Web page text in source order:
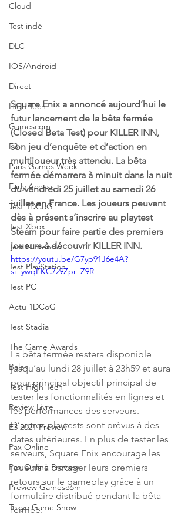
Cloud
Test indé
DLC
IOS/Android
Direct
High Tech
Gamescom
E3
Paris Games Week
Early Access
Test 1DCoG
Test Xbox
Test Nintendo
Test PlayStation
Test PC
Actu 1DCoG
Test Stadia
The Game Awards
Balan
Test High Tech
Review Livre
E3 2021 Preview
Pax Online
Pax Online Preview
Preview Gamescom
Tokyo Game Show
Square Enix a annoncé aujourd’hui le
futur lancement de la bêta fermée
(Closed Beta Test) pour KILLER INN,
son jeu d’enquête et d’action en
multijoueur très attendu. La bêta
fermée démarrera à minuit dans la nuit
du vendredi 25 juillet au samedi 26
juillet en France. Les joueurs peuvent
dès à présent s’inscrire au playtest
Steam pour faire partie des premiers
joueurs à découvrir KILLER INN.
https://youtu.be/G7yp91J6e4A?
si=ywqFKC7z9Zpr_Z9R
La bêta fermée restera disponible
jusqu’au lundi 28 juillet à 23h59 et aura
pour principal objectif principal de
tester les fonctionnalités en lignes et
les performances des serveurs.
D’autres playtests sont prévus à des
dates ultérieures. En plus de tester les
serveurs, Square Enix encourage les
joueurs à partager leurs premiers
retours sur le gameplay grâce à un
formulaire distribué pendant la bêta
fermée.